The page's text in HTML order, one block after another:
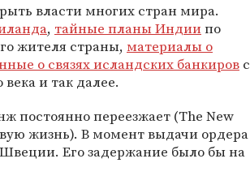
власти многих стран мира.
, тайные планы Индиипо
жителя страны, материалы о
о связях исландских банкиров с
и так далее.
постоянно переезжает (The New
жизнь). В момент выдачи ордера
Швеции. Его задержание было бы на